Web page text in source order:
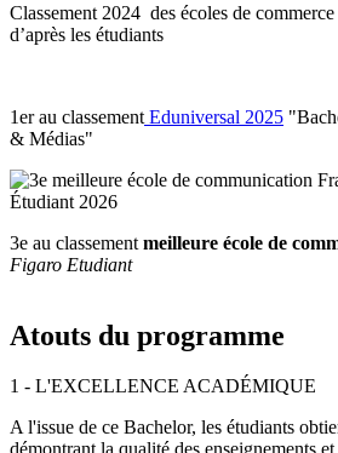
Classement 2024 des écoles de
d’après les étudiants
1er au classement Eduniversal 2025
& Médias"
3e au classement meilleure école de
Figaro Etudiant
Atouts du programme
1 - L'EXCELLENCE ACADÉMIQUE
A l'issue de ce Bachelor, les étudiants